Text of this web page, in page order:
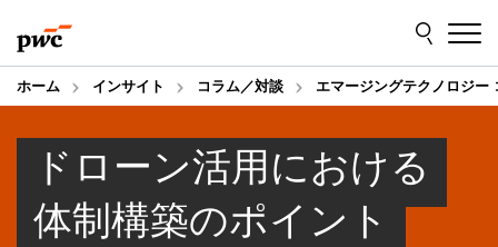
to
content
to
footer
ホーム インサイト コラム／対談 エマージングテクノロジー
ドローン活用における
体制構築のポイント